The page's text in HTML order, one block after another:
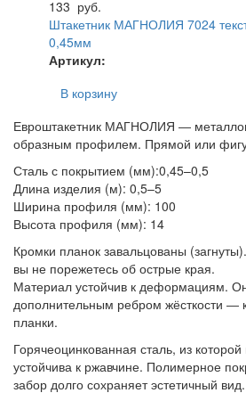
133 руб.
Штакетник МАГНОЛИЯ 7024
0,45мм
Артикул:
В корзину
Евроштакетник МАГНОЛИЯ ―
образным профилем. Прямой или
Сталь с покрытием (мм):0,45–0,5
Длина изделия (м): 0,5–5
Ширина профиля (мм): 100
Высота профиля (мм): 14
Кромки планок завальцованы
вы не порежетесь об острые края.
Материал устойчив к деформациям.
дополнительным ребром жёсткости ―
планки.
Горячеоцинкованная сталь, из которой
устойчива к ржавчине. Полимерное
забор долго сохраняет эстетичный вид.